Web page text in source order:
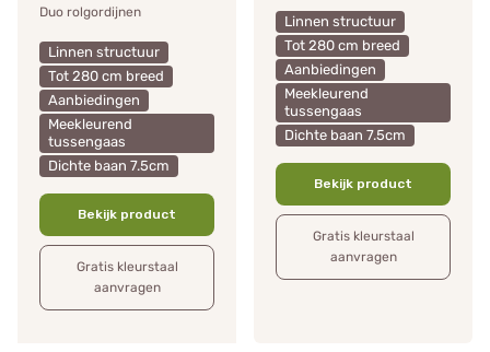
Duo rolgordijnen
Linnen structuur
Tot 280 cm breed
Aanbiedingen
Meekleurend
tussengaas
Dichte baan 7.5cm
Bekijk product
Gratis kleurstaal
aanvragen
Linnen structuur
Tot 280 cm breed
Aanbiedingen
Meekleurend
tussengaas
Dichte baan 7.5cm
Bekijk product
Gratis kleurstaal
aanvragen